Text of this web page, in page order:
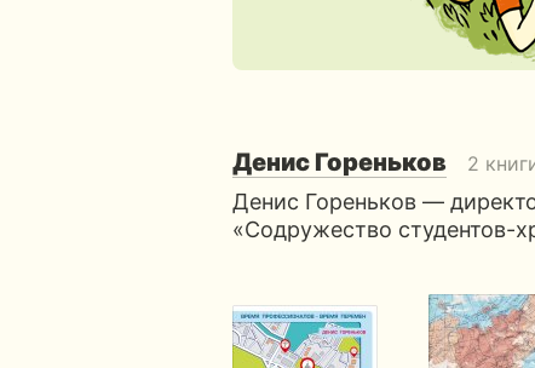
Денис Гореньков 2
Денис Гореньков —
«Содружество студентов-